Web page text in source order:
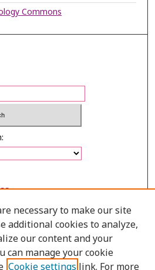
Commons
necessary to make our site
additional cookies to analyze,
our content and your
can manage your cookie
Cookie settings link. For more